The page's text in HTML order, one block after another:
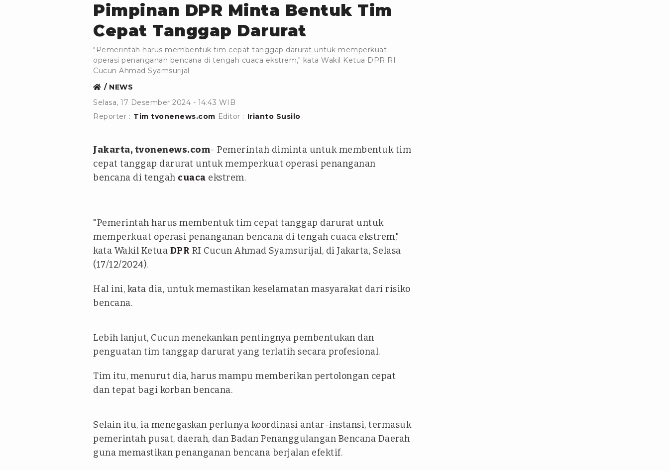
Pimpinan DPR Minta Bentuk Tim
Cepat Tanggap Darurat
"Pemerintah harus membentuk tim cepat tanggap darurat untuk memperkuat
operasi penanganan bencana di tengah cuaca ekstrem," kata Wakil Ketua DPR RI
Cucun Ahmad Syamsurijal
NEWS
Selasa, 17 Desember 2024 - 14:43 WIB
Reporter : Tim tvonenews.com Editor : Irianto Susilo
Jakarta, tvonenews.com- Pemerintah diminta untuk membentuk tim
cepat tanggap darurat untuk memperkuat operasi penanganan
bencana di tengah cuaca ekstrem.
"Pemerintah harus membentuk tim cepat tanggap darurat untuk
memperkuat operasi penanganan bencana di tengah cuaca ekstrem,"
kata Wakil Ketua DPR RI Cucun Ahmad Syamsurijal, di Jakarta, Selasa
(17/12/2024).
Hal ini, kata dia, untuk memastikan keselamatan masyarakat dari risiko
bencana.
Lebih lanjut, Cucun menekankan pentingnya pembentukan dan
penguatan tim tanggap darurat yang terlatih secara profesional.
Tim itu, menurut dia, harus mampu memberikan pertolongan cepat
dan tepat bagi korban bencana.
Selain itu, ia menegaskan perlunya koordinasi antar-instansi, termasuk
pemerintah pusat, daerah, dan Badan Penanggulangan Bencana Daerah
guna memastikan penanganan bencana berjalan efektif.